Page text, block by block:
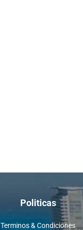
Politicas
Terminos & Condiciones